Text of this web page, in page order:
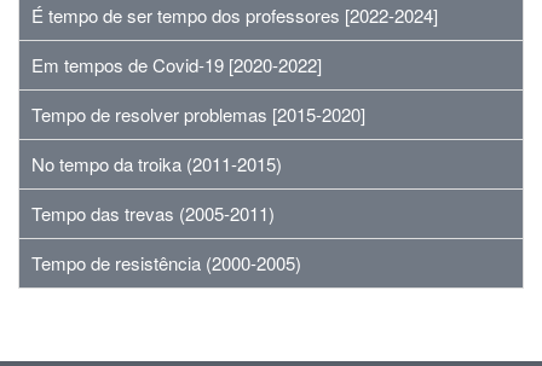
É tempo de ser tempo dos professores [2022-2024]
Em tempos de Covid-19 [2020-2022]
Tempo de resolver problemas [2015-2020]
No tempo da troika (2011-2015)
Tempo das trevas (2005-2011)
Tempo de resistência (2000-2005)